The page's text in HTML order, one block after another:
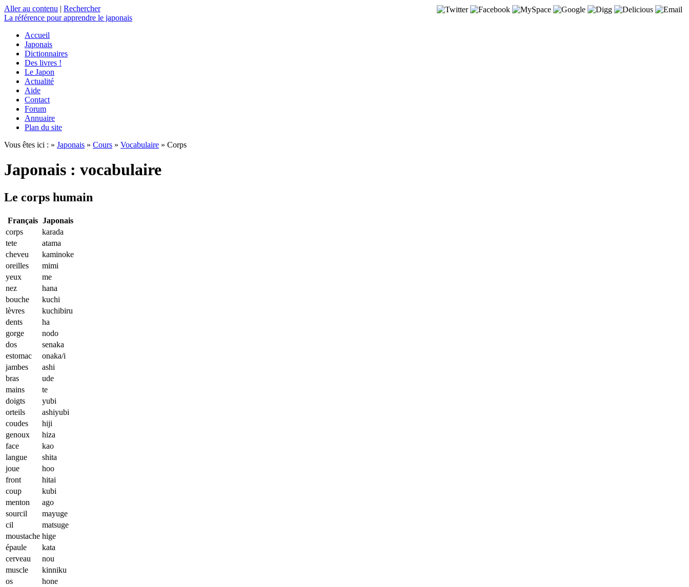
Aller au contenu | Rechercher
La référence pour apprendre le japonais
Accueil
Japonais
Dictionnaires
Des livres !
Le Japon
Actualité
Aide
Contact
Forum
Annuaire
Plan du site
Vous êtes ici : » Japonais » Cours » Vocabulaire » Corps
Japonais : vocabulaire
Le corps humain
Français Japonais
corps
karada
tete
atama
cheveu
kaminoke
oreilles
mimi
yeux
me
nez
hana
bouche
kuchi
lèvres
kuchibiru
dents
ha
gorge
nodo
dos
senaka
estomac
onaka/i
jambes
ashi
bras
ude
mains
te
doigts
yubi
orteils
ashiyubi
coudes
hiji
genoux
hiza
face
kao
langue
shita
joue
hoo
front
hitai
coup
kubi
menton
ago
sourcil
mayuge
cil
matsuge
moustache hige
épaule
kata
cerveau
nou
muscle
kinniku
os
hone